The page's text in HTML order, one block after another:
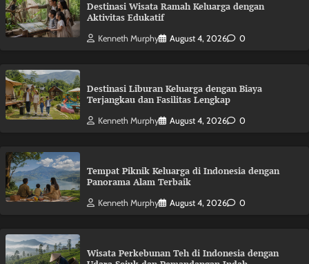
Destinasi Wisata Ramah Keluarga dengan
Aktivitas Edukatif
Kenneth Murphy August 4, 2026 0
Destinasi Liburan Keluarga dengan Biaya
Terjangkau dan Fasilitas Lengkap
Kenneth Murphy August 4, 2026 0
Tempat Piknik Keluarga di Indonesia dengan
Panorama Alam Terbaik
Kenneth Murphy August 4, 2026 0
Wisata Perkebunan Teh di Indonesia dengan